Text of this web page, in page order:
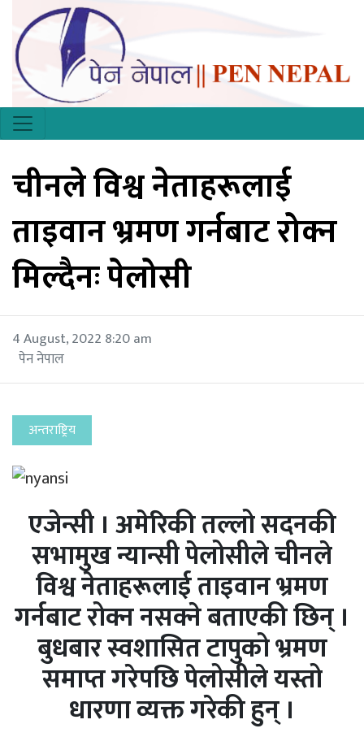
चीनले विश्व नेताहरूलाई
ताइवान भ्रमण गर्नबाट रोक्न
मिल्दैनः पेलोसी
4 August, 2022 8:20 am
पेन नेपाल
अन्तराष्ट्रिय
एजेन्सी । अमेरिकी तल्लो सदनकी
सभामुख न्यान्सी पेलोसीले चीनले
विश्व नेताहरूलाई ताइवान भ्रमण
गर्नबाट रोक्न नसक्ने बताएकी छिन् ।
बुधबार स्वशासित टापुको भ्रमण
समाप्त गरेपछि पेलोसीले यस्तो
धारणा व्यक्त गरेकी हुन् ।